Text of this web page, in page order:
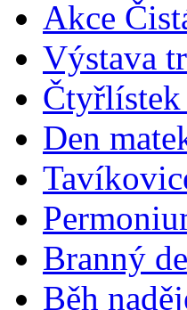
Akce
Výstava
Čtyřlístek
Den
Branný
Běh